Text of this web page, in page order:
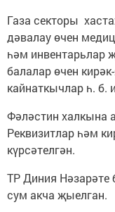
Газа секторы
дәвалау өчен
һәм инвентарьлар
балалар өчен
кайнаткычлар һ. б.
Фәләстин халкына
Реквизитлар һәм
күрсәтелгән.
ТР Диния Нәзарәте
сум акча җыелган.